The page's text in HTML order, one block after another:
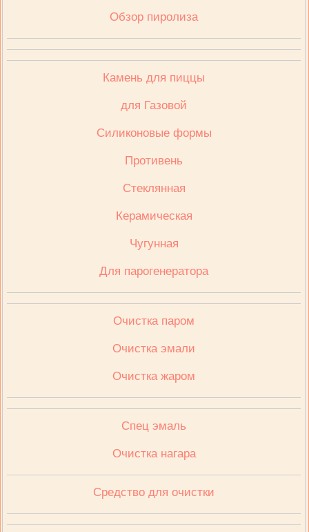
Обзор пиролиза
Камень для пиццы
для Газовой
Cиликоновые формы
Противень
Стеклянная
Керамическая
Чугунная
Для парогенератора
Очистка паром
Очистка эмали
Очистка жаром
Спец эмаль
Очистка нагара
Средство для очистки